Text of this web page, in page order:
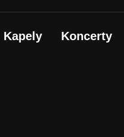
Kapely Koncerty